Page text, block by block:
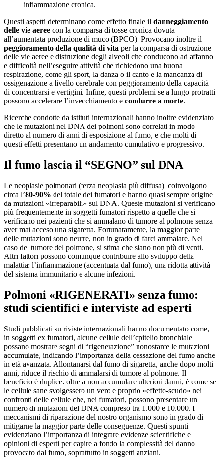
infiammazione cronica.
Questi aspetti determinano come effetto finale il danneggiamento
delle vie aeree con la comparsa di tosse cronica dovuta
all’aumentata produzione di muco (BPCO). Provocano inoltre il
peggioramento della qualità di vita per la comparsa di ostruzione
delle vie aeree e distruzione degli alveoli che conducono ad affanno
e difficoltà nell’eseguire attività che richiedono una buona
respirazione, come gli sport, la danza o il canto e la mancanza di
ossigenazione a livello cerebrale con peggioramento della capacità
di concentrarsi e vertigini. Infine, questi problemi se a lungo protratti
possono accelerare l’invecchiamento e condurre a morte.
Ricerche condotte da istituti internazionali hanno inoltre evidenziato
che le mutazioni nel DNA dei polmoni sono correlati in modo
diretto al numero di anni di esposizione al fumo, e che molti di
questi effetti presentano un andamento cumulativo e progressivo.
Il fumo lascia il “SEGNO” sul DNA
Le neoplasie polmonari (terza neoplasia più diffusa), coinvolgono
circa l’80-90% del totale dei fumatori e hanno quasi sempre origine
da mutazioni «irreparabili» sul DNA. Queste mutazioni si verificano
più frequentemente in soggetti fumatori rispetto a quelle che si
verificano nei pazienti che si ammalano di tumore al polmone senza
aver mai acceso una sigaretta. Fortunatamente, la maggior parte
delle mutazioni sono neutre, non in grado di farci ammalare. Nel
caso del tumore del polmone, si stima che siano non più di venti.
Altri fattori possono comunque contribuire allo sviluppo della
malattia: l’infiammazione (accentuata dal fumo), una ridotta attività
del sistema immunitario e alcune infezioni.
Polmoni «RIGENERATI» senza fumo:
studi scientifici e interviste ad esperti
Studi pubblicati su riviste internazionali hanno documentato come,
in soggetti ex fumatori, alcune cellule dell’epitelio bronchiale
possano mostrare segni di “rigenerazione” nonostante le mutazioni
accumulate, indicando l’importanza della cessazione del fumo anche
in età avanzata. Allontanarsi dal fumo di sigaretta, anche dopo molti
anni, riduce il rischio di ammalarsi di tumore al polmone. Il
beneficio è duplice: oltre a non accumulare ulteriori danni, è come se
le cellule sane svolgessero un vero e proprio «effetto-scudo» nei
confronti delle cellule che, nei fumatori, possono presentare un
numero di mutazioni del DNA compreso tra 1.000 e 10.000. I
meccanismi di riparazione del nostro organismo sono in grado di
mitigarne la maggior parte delle conseguenze. Questi spunti
evidenziano l’importanza di integrare evidenze scientifiche e
opinioni di esperti per capire a fondo la complessità del danno
provocato dal fumo, soprattutto in soggetti anziani.